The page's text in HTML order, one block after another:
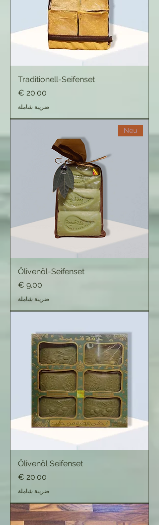
Traditionell-Seifenset
السعر
ضريبة شاملة
Neu
Ölivenöl-Seifenset
السعر
ضريبة شاملة
Ölivenöl Seifenset
السعر
ضريبة شاملة